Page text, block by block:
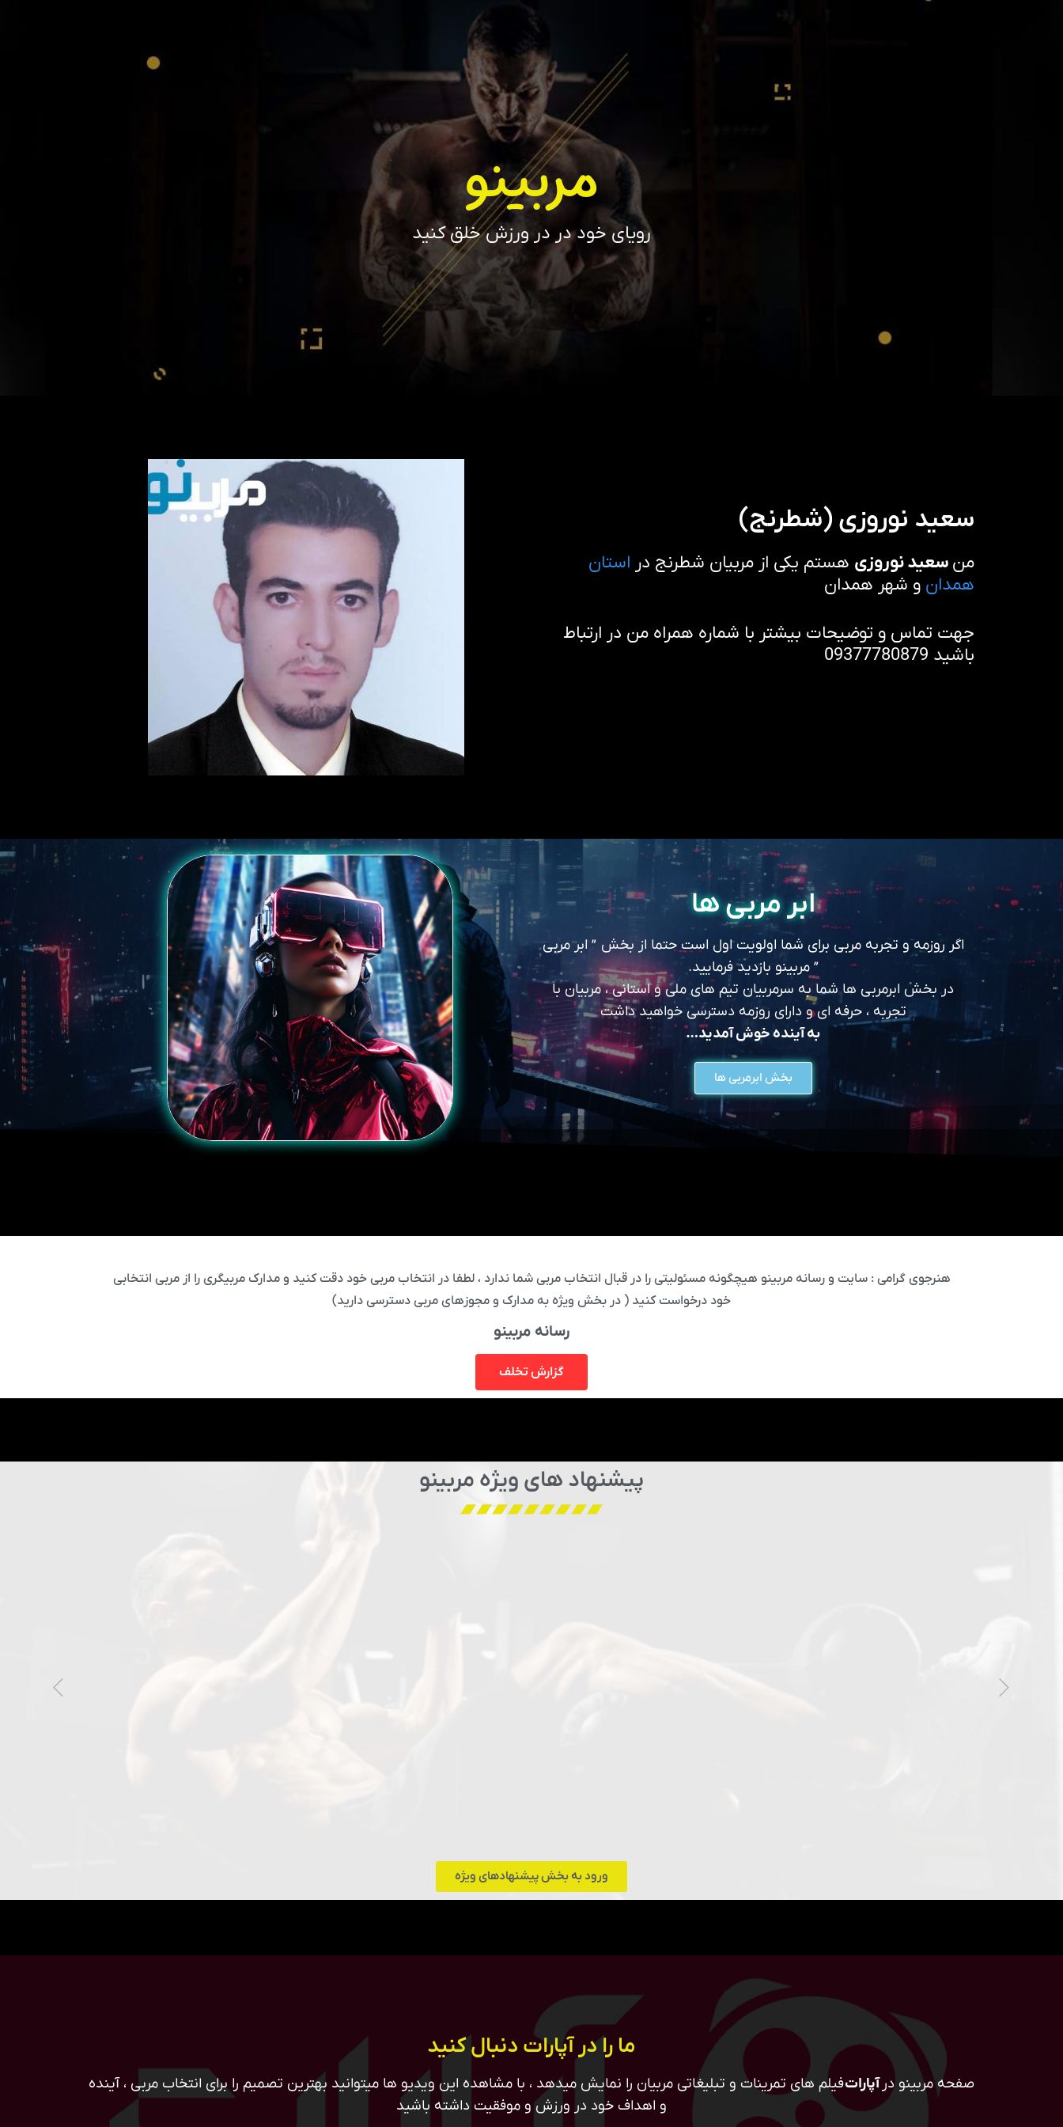
مربینو
رویای خود در در ورزش خلق کنید
سعید نوروزی (شطرنج)
من سعید نوروزی هستم یکی از مربیان شطرنج در استان
همدان و شهر همدان
جهت تماس و توضیحات بیشتر با شماره همراه من در ارتباط
باشید 09377780879
ابر مربی ها
اگر روزمه و تجربه مربی برای شما اولویت اول است حتما از بخش ” ابر مربی
” مربینو بازدید فرمایید.
در بخش ابرمربی ها شما به سرمربیان تیم های ملی و استانی ، مربیان با
تجربه ، حرفه ای و دارای روزمه دسترسی خواهید داشت
به آینده خوش آمدید…
بخش ابرمربی ها
هنرجوی گرامی : سایت و رسانه مربینو هیچگونه مسئولیتی را در قبال انتخاب مربی شما ندارد ، لطفا در انتخاب مربی خود دقت کنید و مدارک مربیگری را از مربی انتخابی
خود درخواست کنید ( در بخش ویژه به مدارک و مجوزهای مربی دسترسی دارید)
رسانه مربینو
گزارش تخلف
پیشنهاد های ویژه مربینو
ورود به بخش پیشنهادهای ویژه
ما را در آپارات دنبال کنید
صفحه مربینو در آپاراتفیلم های تمرینات و تبلیغاتی مربیان را نمایش میدهد ، با مشاهده این ویدیو ها میتوانید بهترین تصمیم را برای انتخاب مربی ، آینده
و اهداف خود در ورزش و موفقیت داشته باشید